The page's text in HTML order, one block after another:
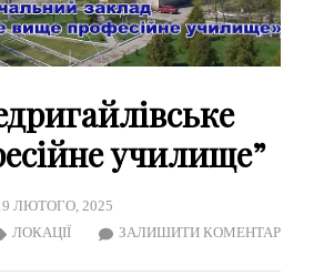
училище”
ЛЮТОГО, 2025
ЗАЛИШИТИ КОМЕНТАРON
ЛОКАЦІЇ